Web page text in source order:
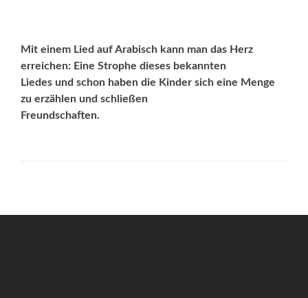
Mit einem Lied auf Arabisch kann man das Herz
erreichen: Eine Strophe dieses bekannten
Liedes und schon haben die Kinder sich eine Menge
zu erzählen und schließen
Freundschaften.